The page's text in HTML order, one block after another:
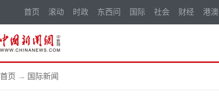
首页 滚动 时政 东西问 国际 社会 财经 港澳
首页 → 国际新闻